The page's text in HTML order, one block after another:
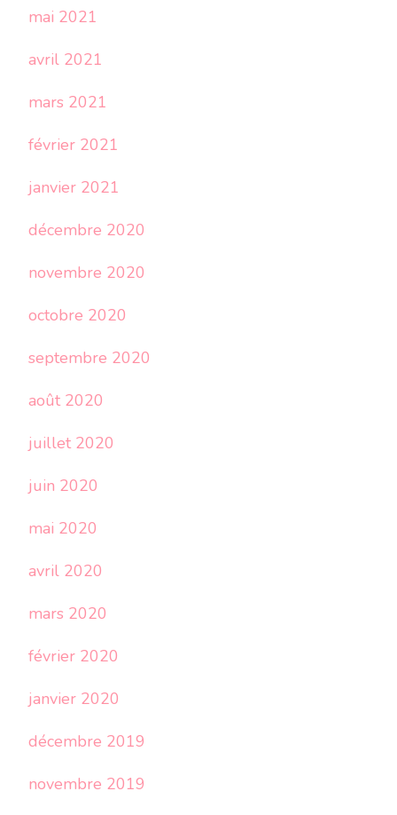
mai 2021
avril 2021
mars 2021
février 2021
janvier 2021
décembre 2020
novembre 2020
octobre 2020
septembre 2020
août 2020
juillet 2020
juin 2020
mai 2020
avril 2020
mars 2020
février 2020
janvier 2020
décembre 2019
novembre 2019